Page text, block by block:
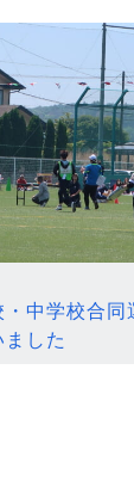
・中学校合同
ました